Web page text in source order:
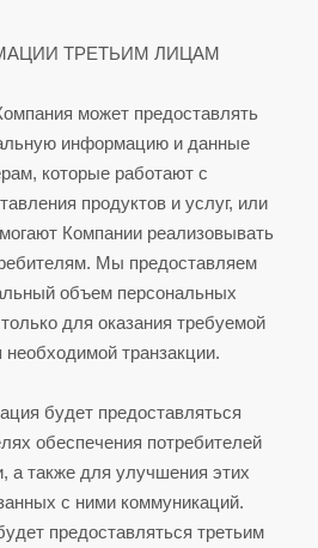
ТРЕТЬИМ ЛИЦАМ
может предоставлять
информацию и данные
которые работают с
продуктов и услуг, или
Компании реализовывать
Мы предоставляем
объем персональных
для оказания требуемой
транзакции.
будет предоставляться
обеспечения потребителей
а также для улучшения этих
с ними коммуникаций.
предоставляться третьим